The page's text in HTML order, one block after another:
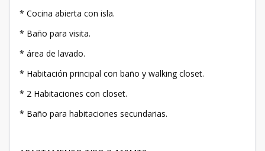
* Cocina abierta con isla.
* Baño para visita.
* área de lavado.
* Habitación principal con baño y walking closet.
* 2 Habitaciones con closet.
* Baño para habitaciones secundarias.